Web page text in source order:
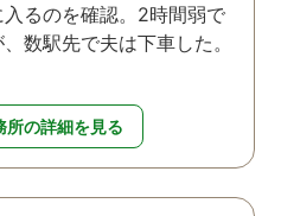
るのを確認。2時間弱で
数駅先で夫は下車した。
所の詳細を見る